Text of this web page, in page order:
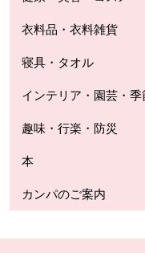
衣料品・衣料雑貨
寝具・タオル
インテリア・園芸・季
趣味・行楽・防災
本
カンパのご案内